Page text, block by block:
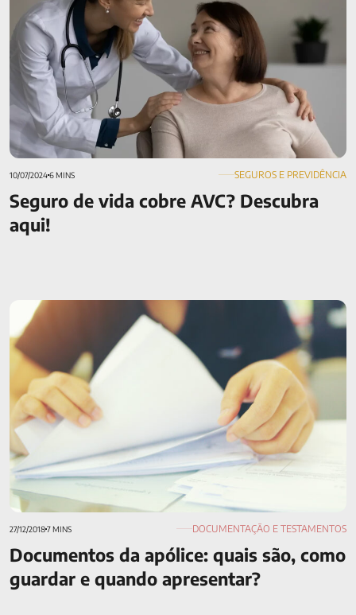
10/07/20246 MINS SEGUROS E PREVIDÊNCIA
Seguro de vida cobre AVC? Descubra
aqui!
Documentos da apólice: quais são, como guardar e quando
apresentar?
27/12/20187 MINS DOCUMENTAÇÃO E TESTAMENTOS
Documentos da apólice: quais são, como
guardar e quando apresentar?